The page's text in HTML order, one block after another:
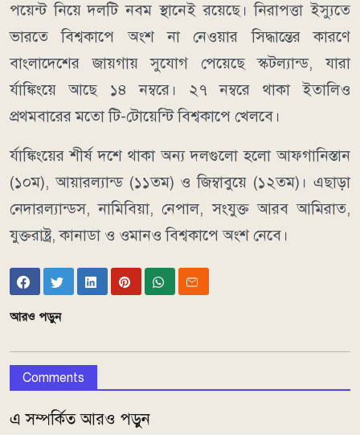
পয়েন্ট নিয়ে দলটি নবম স্থানেই রয়েছে। নিরাপত্তা ইস্যুতে
ভারতে বিশ্বকাপে অংশ না নেওয়ার সিদ্ধান্তের কারণে
বাংলাদেশের জায়গায় সুযোগ পেয়েছে স্কটল্যান্ড, যারা
র্যাঙ্কিংয়ে আছে ১৪ নম্বরে। ২৭ নম্বরে থাকা ইতালিও
প্রথমবারের মতো টি-টোয়েন্টি বিশ্বকাপে খেলবে।
র্যাঙ্কিংয়ের শীর্ষ দশে থাকা অন্য দলগুলো হলো আফগানিস্তান
(১০ম), আয়ারল্যান্ড (১১তম) ও জিম্বাবুয়ে (১২তম)। এছাড়া
নেদারল্যান্ডস, নামিবিয়া, নেপাল, সংযুক্ত আরব আমিরাত,
যুক্তরাষ্ট্র, কানাডা ও ওমানও বিশ্বকাপে অংশ নেবে।
আরও পড়ুন
Comments
এ সম্পর্কিত আরও পড়ুন